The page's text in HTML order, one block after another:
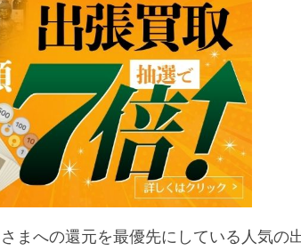
まへの還元を最優先にしている人気の